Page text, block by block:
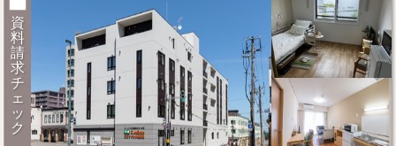
資
料
請
求
チ
ェ
ッ
ク